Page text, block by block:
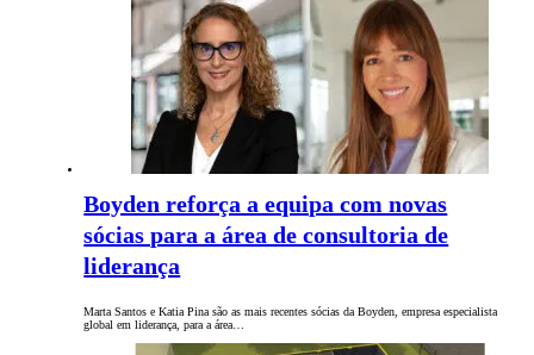
Boyden reforça a equipa com novas
sócias para a área de consultoria de
liderança
Marta Santos e Katia Pina são as mais recentes sócias da Boyden, empresa especialista
global em liderança, para a área…